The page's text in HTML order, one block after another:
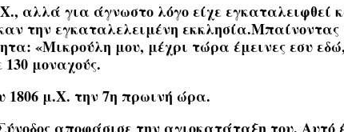
αλλά για άγνωστο λόγο είχε
την εγκαταλελειμένη εκκλησία.Μπαίνοντας
«Μικρούλη μου, μέχρι τώρα έμεινες εσυ
μοναχούς.
1806 μ.Χ. την 7η πρωινή ώρα.